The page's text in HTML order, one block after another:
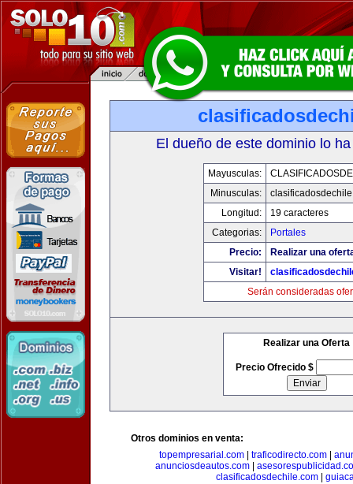
El dueño de este dominio lo
Mayusculas:
Minusculas:
Longitud:
19 caracteres
Categorias:
Portales
Precio:
Realizar una
Visitar!
Serán consideradas
Realizar una Oferta
Precio Ofrecido $
Otros dominios en venta:
topempresarial.com
traficodirecto.com
anunciosdeautos.com|
clasificadosdechile.com|